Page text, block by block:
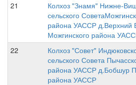
21
Колхоз "Знамя" Нижне-
сельского
района УАССР д.Верхний
Можгинского района
22
Колхоз "Совет"
сельского Совета
района УАССР д.Бобшур
района УАССР